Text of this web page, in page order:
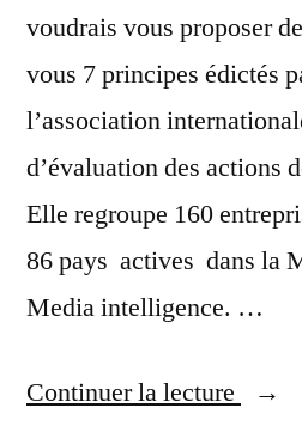
voudrais vous proposer
vous 7 principes édictés
l’association
d’évaluation des actions
Elle regroupe 160
86 pays actives dans la
Media intelligence. …
Continuer la lecture
«